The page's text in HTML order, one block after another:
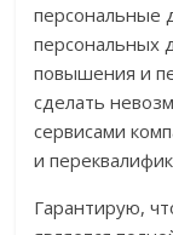
персональные
персональных
повышения и
сделать
сервисами
и
Гарантирую,